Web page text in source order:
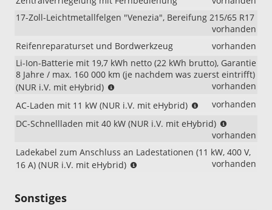
17-Zoll-Leichtmetallfelgen "Venezia", Bereifung 215/65 R17
vorhanden
Reifenreparaturset und Bordwerkzeug
vorhanden
Li-Ion-Batterie mit 19,7 kWh netto (22 kWh brutto), Garantie
8 Jahre / max. 160 000 km (je nachdem was zuerst eintrifft)
(NUR i.V. mit eHybrid)
mit
eHybrid)
vorhanden
AC-Laden mit 11 kW (NUR i.V. mit eHybrid)
(NUR
mit
eHybrid)
vorhanden
DC-Schnellladen mit 40 kW (NUR i.V. mit eHybrid)
i.V.
eHybrid)
vorhanden
Ladekabel zum Anschluss an Ladestationen (11 kW, 400 V,
16 A) (NUR i.V. mit eHybrid)
vorhanden
Sonstiges